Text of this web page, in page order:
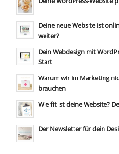
Deine neue Website ist
weiter?
Dein Webdesign mit
Start
Warum wir im Marketing
brauchen
Wie fit ist deine Website?
Der Newsletter für dein